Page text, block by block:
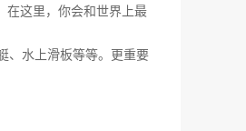
在这里，你会和世界上最
、水上滑板等等。更重要